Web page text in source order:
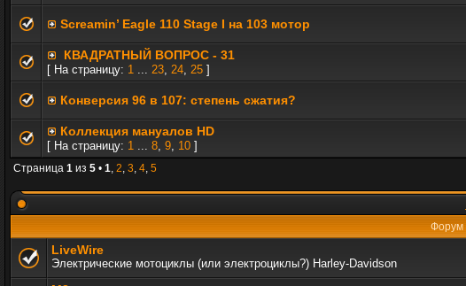
Screamin’ Eagle 110 Stage I на 103 мотор
КВАДРАТНЫЙ ВОПРОС - 31
[ На страницу: 1 ... 23, 24, 25 ]
Конверсия 96 в 107: степень сжатия?
Коллекция мануалов HD
[ На страницу: 1 ... 8, 9, 10 ]
Страница 1 из 5 • 1, 2, 3, 4, 5
Форум
LiveWire
Электрические мотоциклы (или электроциклы?) Harley-Davidson